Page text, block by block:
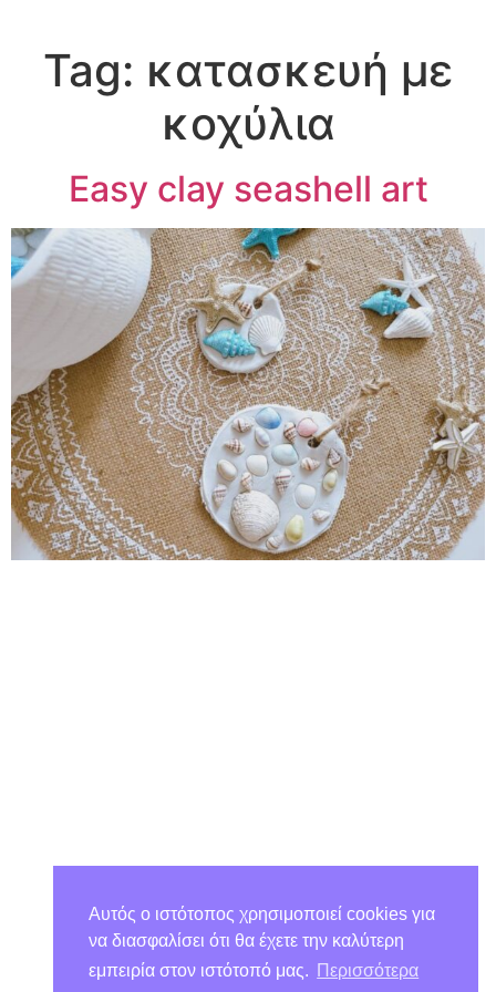
Tag: κατασκευή με
κοχύλια
Easy clay seashell art
Αυτός ο ιστότοπος χρησιμοποιεί cookies για
να διασφαλίσει ότι θα έχετε την καλύτερη
εμπειρία στον ιστότοπό μας.
Περισσότερα